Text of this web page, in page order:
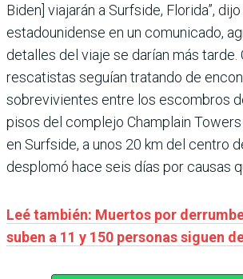
Biden] viajarán a Surfside, Florida”,
estadounidense en un comunicado,
detalles del viaje se darían más tarde.
rescatistas seguían tratando de
sobrevivientes entre los escombros
pisos del complejo Champlain
en Surfside, a unos 20 km del centro
desplomó hace seis días por causas
Leé también: Muertos por
suben a 11 y 150 personas siguen